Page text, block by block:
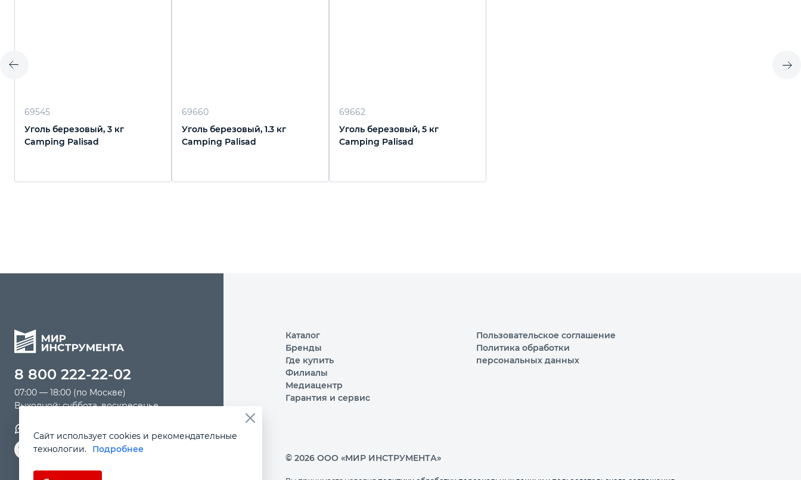
69545
Уголь березовый, 3 кг
Camping Palisad
69660
Уголь березовый, 1.3 кг
Camping Palisad
69662
Уголь березовый, 5 кг
Camping Palisad
8 800 222-22-02
07:00 — 18:00 (по Москве)
Выходной: суббота, воскресенье
Каталог
Бренды
Где купить
Филиалы
Медиацентр
Гарантия и сервис
Пользовательское соглашение
Политика обработки
персональных данных
© 2026 ООО «МИР ИНСТРУМЕНТА»
Сайт использует cookies и рекомендательные
технологии.
Подробнее